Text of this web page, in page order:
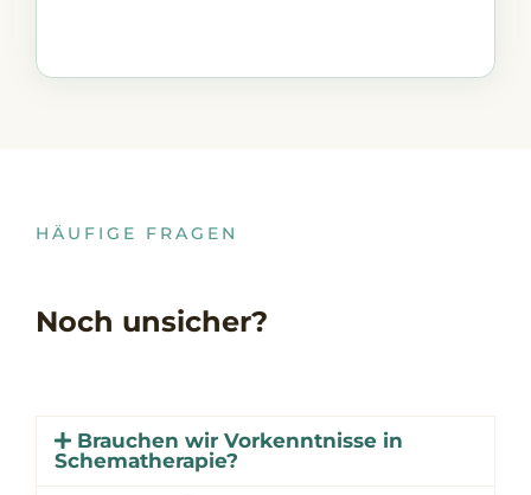
HÄUFIGE FRAGEN
Noch unsicher?
Brauchen wir Vorkenntnisse in
Schematherapie?